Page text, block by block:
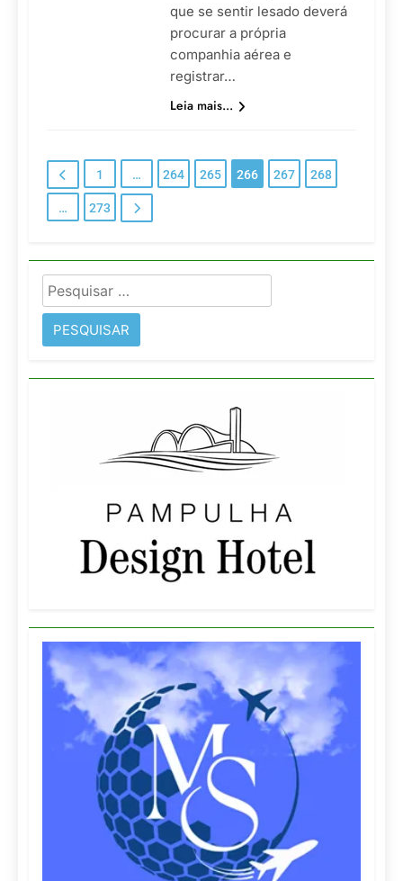
que se sentir lesado deverá
procurar a própria
companhia aérea e
registrar…
Leia mais...
1 … 264 265 266 267 268
… 273
Pesquisar
por: